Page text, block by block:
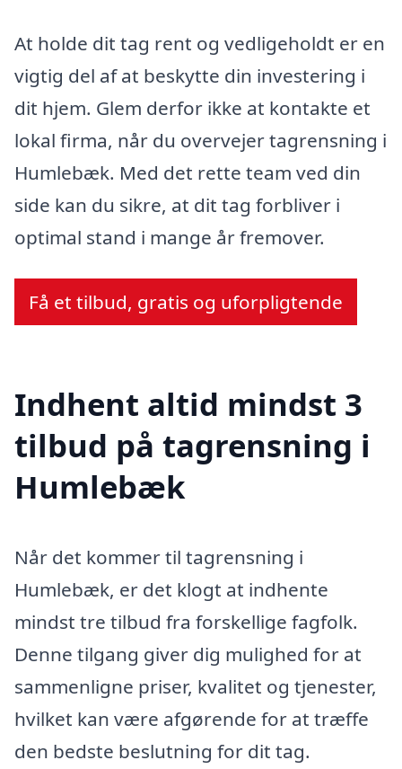
At holde dit tag rent og vedligeholdt er en
vigtig del af at beskytte din investering i
dit hjem. Glem derfor ikke at kontakte et
lokal firma, når du overvejer tagrensning i
Humlebæk. Med det rette team ved din
side kan du sikre, at dit tag forbliver i
optimal stand i mange år fremover.
Få et tilbud, gratis og uforpligtende
Indhent altid mindst 3
tilbud på tagrensning i
Humlebæk
Når det kommer til tagrensning i
Humlebæk, er det klogt at indhente
mindst tre tilbud fra forskellige fagfolk.
Denne tilgang giver dig mulighed for at
sammenligne priser, kvalitet og tjenester,
hvilket kan være afgørende for at træffe
den bedste beslutning for dit tag.